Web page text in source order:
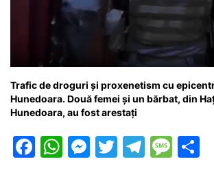
Trafic de droguri și proxenetism cu
Hunedoara. Două femei și un bărbat, din
Hunedoara, au fost arestați
F
W M T
T
M